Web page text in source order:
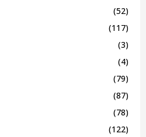
(52)
(117)
(3)
(4)
(79)
(87)
(78)
(122)